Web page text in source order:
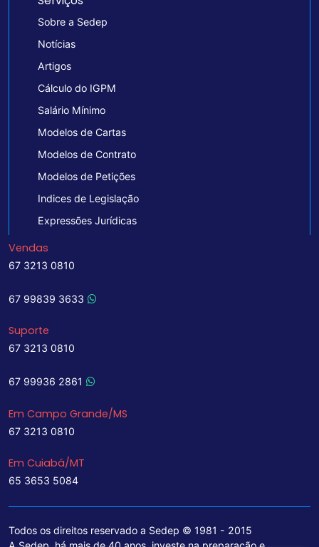
Sobre a Sedep
Notícias
Artigos
Cálculo do IGPM
Salário Mínimo
Modelos de Cartas
Modelos de Contrato
Modelos de Petições
Indices de Legislação
Expressões Jurídicas
Vendas
67 3213 0810
67 99839 3633
Suporte
67 3213 0810
67 99936 2861
Em Campo Grande/MS
67 3213 0810
Em Cuiabá/MT
65 3653 5084
Todos os direitos reservado a Sedep © 1981 - 2015